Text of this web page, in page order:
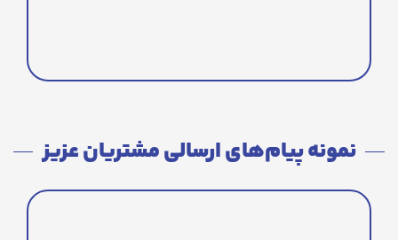
نمونه پیام‌های ارسالی مشتریان عزیز